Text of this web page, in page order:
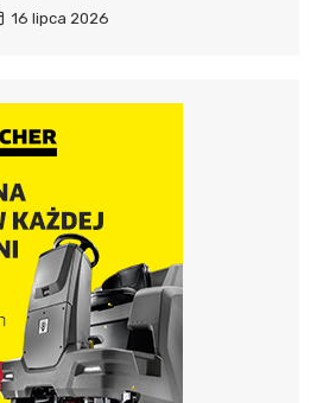
16 lipca 2026